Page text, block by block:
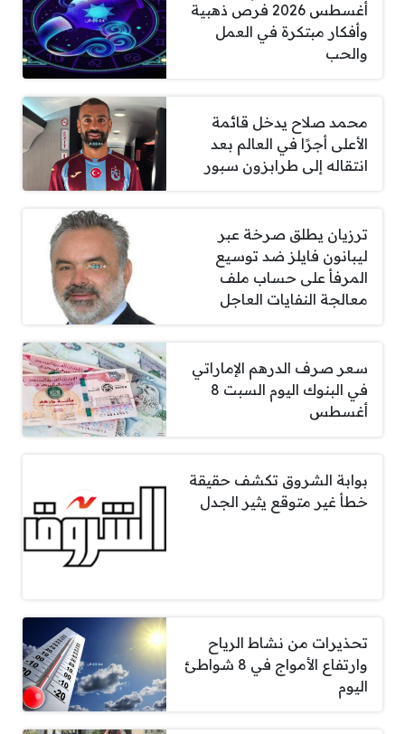
أغسطس 2026 فرص ذهبية
وأفكار مبتكرة في العمل
والحب
محمد صلاح يدخل قائمة
الأعلى أجرًا في العالم بعد
انتقاله إلى طرابزون سبور
ترزيان يطلق صرخة عبر
ليبانون فايلز ضد توسيع
المرفأ على حساب ملف
معالجة النفايات العاجل
سعر صرف الدرهم الإماراتي
في البنوك اليوم السبت 8
أغسطس
بوابة الشروق تكشف حقيقة
خطأ غير متوقع يثير الجدل
تحذيرات من نشاط الرياح
وارتفاع الأمواج في 8 شواطئ
اليوم